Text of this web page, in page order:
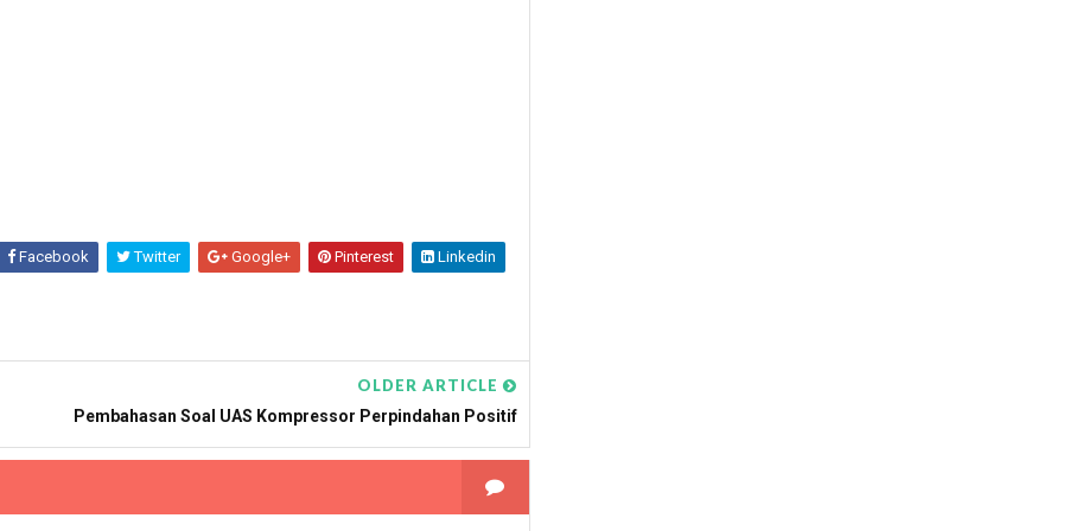
Facebook Twitter Google+ Pinterest Linkedin
OLDER ARTICLE
Pembahasan Soal UAS Kompressor Perpindahan Positif